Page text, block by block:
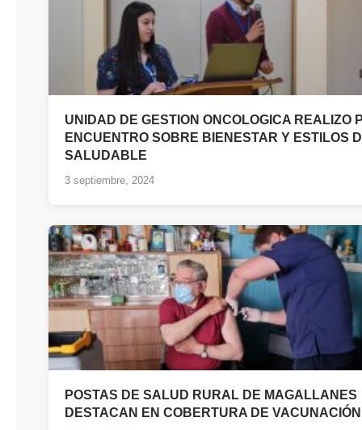
UNIDAD DE GESTION ONCOLOGICA REALIZO
ENCUENTRO SOBRE BIENESTAR Y ESTILOS
SALUDABLE
3 septiembre, 2024
POSTAS DE SALUD RURAL DE MAGALLANES
DESTACAN EN COBERTURA DE VACUNACIÓN